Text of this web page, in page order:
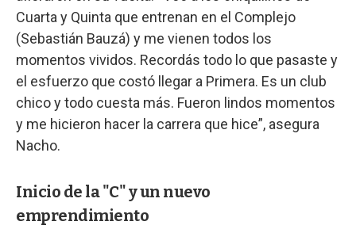
Cuarta y Quinta que entrenan en el Complejo
(Sebastián Bauzá) y me vienen todos los
momentos vividos. Recordás todo lo que pasaste y
el esfuerzo que costó llegar a Primera. Es un club
chico y todo cuesta más. Fueron lindos momentos
y me hicieron hacer la carrera que hice”, asegura
Nacho.
Inicio de la "C" y un nuevo
emprendimiento